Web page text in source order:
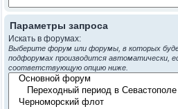
Параметры запроса
Искать в форумах:
Выберите форум или форумы, в которых
подфорумах производится автоматически,
соответствующую опцию ниже.